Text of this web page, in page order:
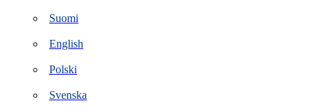
Suomi
English
Polski
Svenska